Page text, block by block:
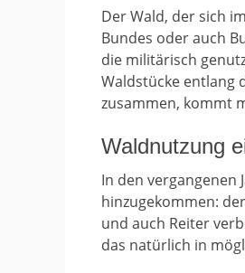
Der Wald, der sich
Bundes oder auch
die militärisch
Waldstücke entlang
zusammen, kommt
Waldnutzung
In den vergangenen
hinzugekommen: der
und auch Reiter
das natürlich in